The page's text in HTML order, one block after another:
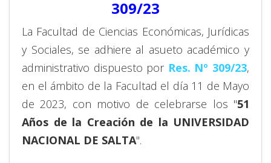
309/23
La Facultad de Ciencias Económicas, Jurídicas
y Sociales, se adhiere al asueto académico y
administrativo dispuesto por Res. Nº 309/23,
en el ámbito de la Facultad el día 11 de Mayo
de 2023, con motivo de celebrarse los "51
Años de la Creación de la UNIVERSIDAD
NACIONAL DE SALTA".